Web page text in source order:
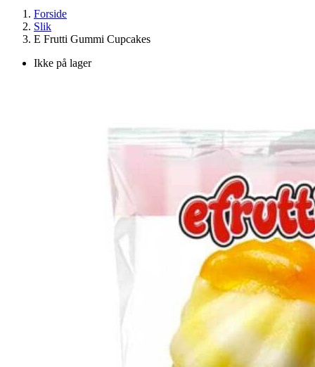
Forside
Slik
E Frutti Gummi Cupcakes
Ikke på lager